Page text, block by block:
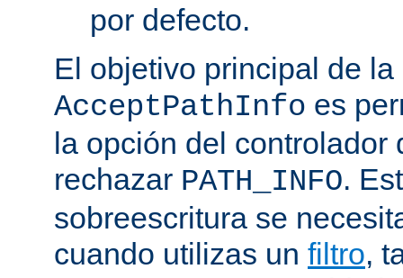
por defecto.
El objetivo principal de la
AcceptPathInfo es
la opción del controlador
rechazar PATH_INFO.
sobreescritura se
cuando utilizas un filtro,